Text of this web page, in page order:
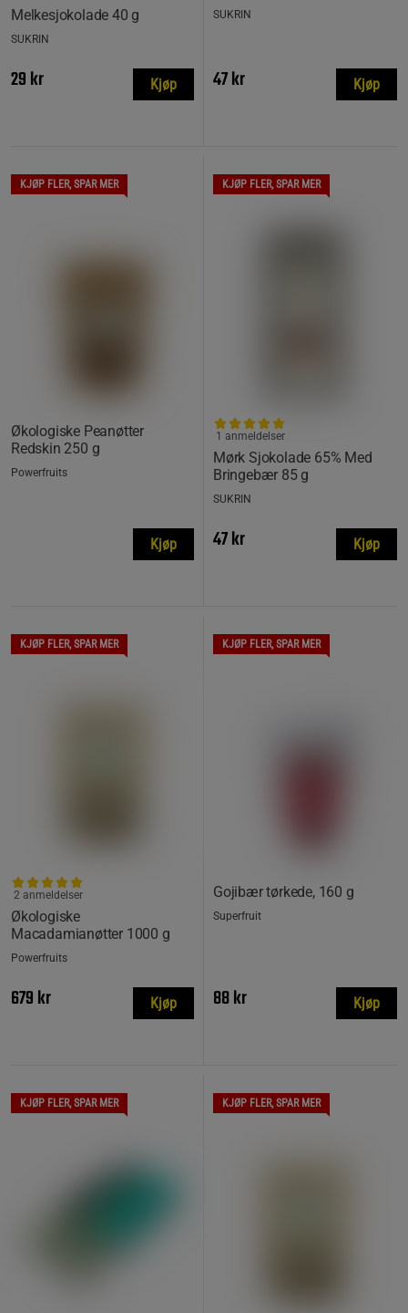
Melkesjokolade 40 g
SUKRIN
29 kr Kjøp
SUKRIN
47 kr Kjøp
KJØP FLER, SPAR MER
Økologiske Peanøtter
Redskin 250 g
Powerfruits
Kjøp
KJØP FLER, SPAR MER
Mørk Sjokolade 65% Med
Bringebær 85 g
1 anmeldelser
SUKRIN
47 kr Kjøp
KJØP FLER, SPAR MER
Økologiske
Macadamianøtter 1000 g
2 anmeldelser
Powerfruits
679 kr Kjøp
KJØP FLER, SPAR MER
Gojibær tørkede, 160 g
Superfruit
88 kr Kjøp
KJØP FLER, SPAR MER KJØP FLER, SPAR MER